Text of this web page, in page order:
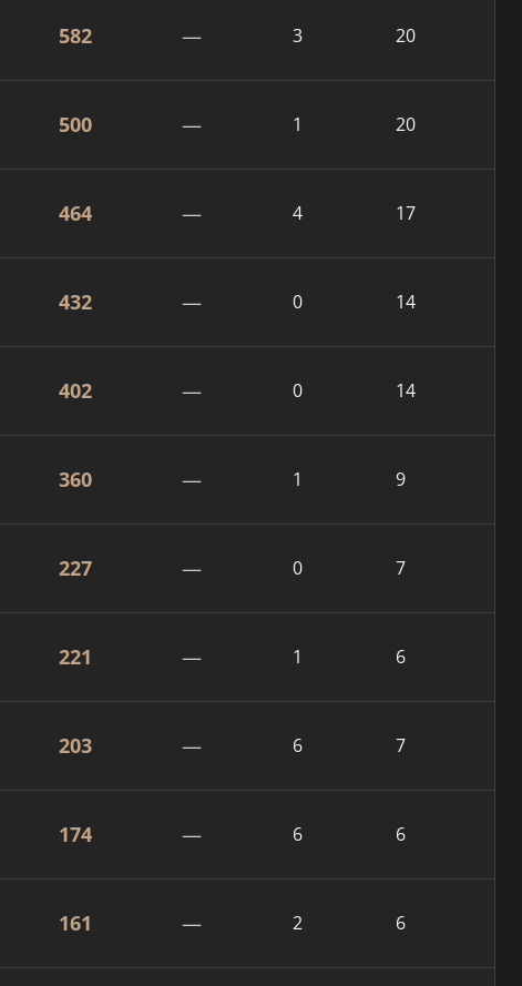
582 — 3 20
500 — 1 20
464 — 4 17
432 — 0 14
402 — 0 14
360 — 1 9
227 — 0 7
221 — 1 6
203 — 6 7
174 — 6 6
161 — 2 6